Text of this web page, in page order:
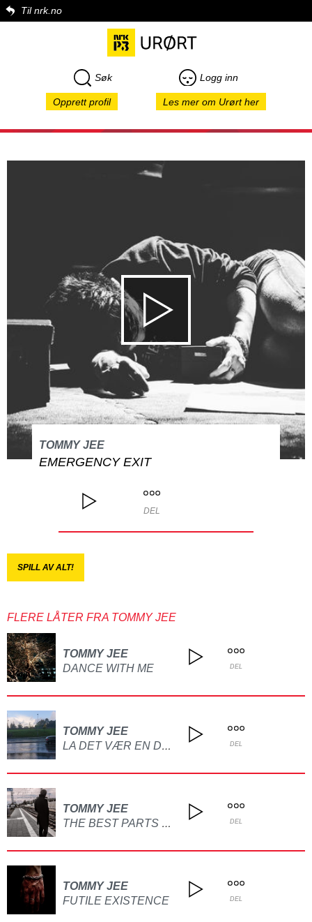
Til nrk.no
Søk Logg inn
Opprett profil Les mer om Urørt her
TOMMY JEE
EMERGENCY EXIT
DEL
SPILL AV ALT!
FLERE LÅTER FRA TOMMY JEE
TOMMY JEE
DANCE WITH ME
DEL
TOMMY JEE
LA DET VÆR EN DRØM DEL
TOMMY JEE
THE BEST PARTS OF ME DEL
TOMMY JEE
FUTILE EXISTENCE
DEL